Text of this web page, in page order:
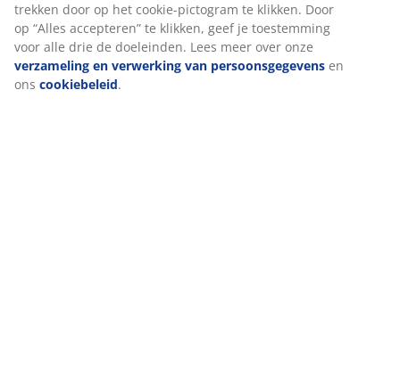
trekken door op het cookie-pictogram te klikken. Door
op “Alles accepteren” te klikken, geef je toestemming
voor alle drie de doeleinden. Lees meer over onze
verzameling en verwerking van persoonsgegevens en
ons cookiebeleid.